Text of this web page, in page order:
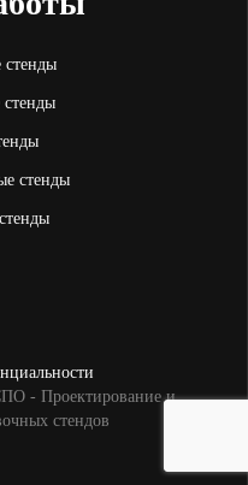
стенды
- Проектирование и
стендов